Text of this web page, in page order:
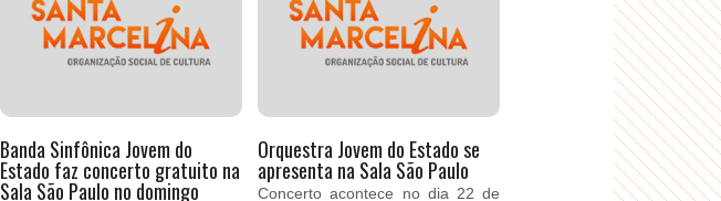
Banda Sinfônica Jovem do
Estado faz concerto gratuito na
Sala São Paulo no domingo
Orquestra Jovem do Estado se
apresenta na Sala São Paulo
Concerto acontece no dia 22 de